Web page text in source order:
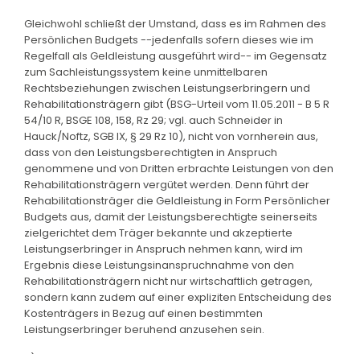
Gleichwohl schließt der Umstand, dass es im Rahmen des
Persönlichen Budgets --jedenfalls sofern dieses wie im
Regelfall als Geldleistung ausgeführt wird-- im Gegensatz
zum Sachleistungssystem keine unmittelbaren
Rechtsbeziehungen zwischen Leistungserbringern und
Rehabilitationsträgern gibt (BSG-Urteil vom 11.05.2011 - B 5 R
54/10 R, BSGE 108, 158, Rz 29; vgl. auch Schneider in
Hauck/Noftz, SGB IX, § 29 Rz 10), nicht von vornherein aus,
dass von den Leistungsberechtigten in Anspruch
genommene und von Dritten erbrachte Leistungen von den
Rehabilitationsträgern vergütet werden. Denn führt der
Rehabilitationsträger die Geldleistung in Form Persönlicher
Budgets aus, damit der Leistungsberechtigte seinerseits
zielgerichtet dem Träger bekannte und akzeptierte
Leistungserbringer in Anspruch nehmen kann, wird im
Ergebnis diese Leistungsinanspruchnahme von den
Rehabilitationsträgern nicht nur wirtschaftlich getragen,
sondern kann zudem auf einer expliziten Entscheidung des
Kostenträgers in Bezug auf einen bestimmten
Leistungserbringer beruhend anzusehen sein.